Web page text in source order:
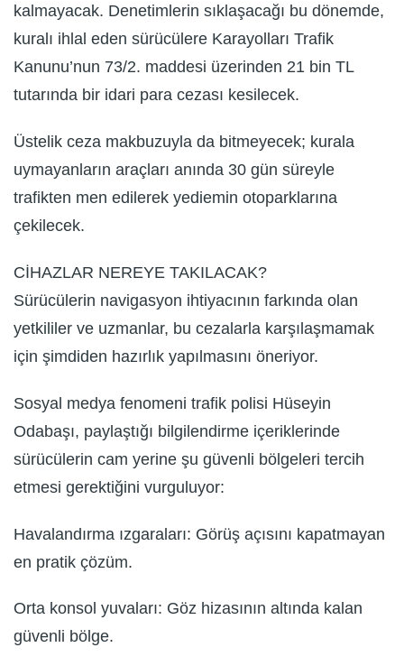
kalmayacak. Denetimlerin sıklaşacağı bu dönemde,
kuralı ihlal eden sürücülere Karayolları Trafik
Kanunu’nun 73/2. maddesi üzerinden 21 bin TL
tutarında bir idari para cezası kesilecek.
Üstelik ceza makbuzuyla da bitmeyecek; kurala
uymayanların araçları anında 30 gün süreyle
trafikten men edilerek yediemin otoparklarına
çekilecek.
CİHAZLAR NEREYE TAKILACAK?
Sürücülerin navigasyon ihtiyacının farkında olan
yetkililer ve uzmanlar, bu cezalarla karşılaşmamak
için şimdiden hazırlık yapılmasını öneriyor.
Sosyal medya fenomeni trafik polisi Hüseyin
Odabaşı, paylaştığı bilgilendirme içeriklerinde
sürücülerin cam yerine şu güvenli bölgeleri tercih
etmesi gerektiğini vurguluyor:
Havalandırma ızgaraları: Görüş açısını kapatmayan
en pratik çözüm.
Orta konsol yuvaları: Göz hizasının altında kalan
güvenli bölge.